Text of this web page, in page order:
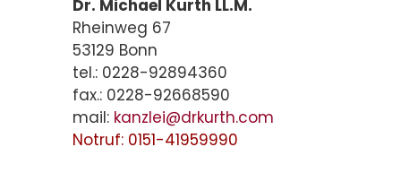
Dr. Michael Kurth LL.M.
Rheinweg 67
53129 Bonn
tel.: 0228-92894360
fax.: 0228-92668590
mail: kanzlei@drkurth.com
Notruf: 0151-41959990